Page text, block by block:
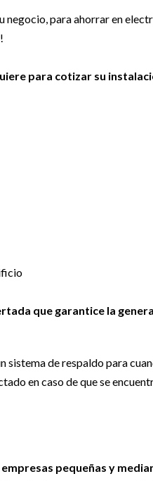
negocio, para ahorrar en
para cotizar su
que garantice la
sistema de respaldo para
en caso de que se
pequeñas y